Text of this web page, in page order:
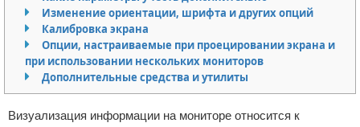
Программное обеспечение
Для автомобиля
Разное
Отказ от ответственности
Изменение ориентации, шрифта и других опций
Калибровка экрана
Опции, настраиваемые при проецировании экрана и
при использовании нескольких мониторов
Дополнительные средства и утилиты
Визуализация информации на мониторе относится к